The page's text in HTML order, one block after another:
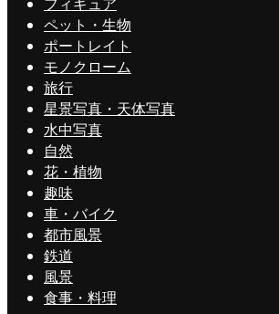
ペット・生物
ポートレイト
モノクローム
旅行
星景写真・天体写真
水中写真
自然
花・植物
趣味
車・バイク
都市風景
鉄道
風景
食事・料理